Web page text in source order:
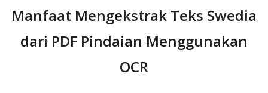
Manfaat Mengekstrak Teks Swedia
dari PDF Pindaian Menggunakan
OCR